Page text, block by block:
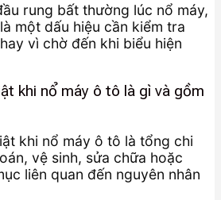
rung bất thường lúc nổ máy,
một dấu hiệu cần kiểm tra
vì chờ đến khi biểu hiện
khi nổ máy ô tô là gì và gồm
khi nổ máy ô tô là tổng chi
vệ sinh, sửa chữa hoặc
liên quan đến nguyên nhân